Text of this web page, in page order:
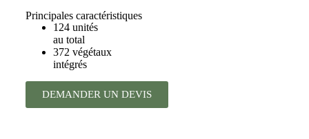
Principales caractéristiques
124 unités
au total
372 végétaux
intégrés
DEMANDER UN DEVIS